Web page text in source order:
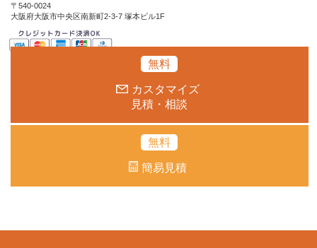
〒540-0024
大阪府大阪市中央区南新町2-3-7 塚本ビル1F
無料
カスタマイズ
見積・相談
無料
簡易見積